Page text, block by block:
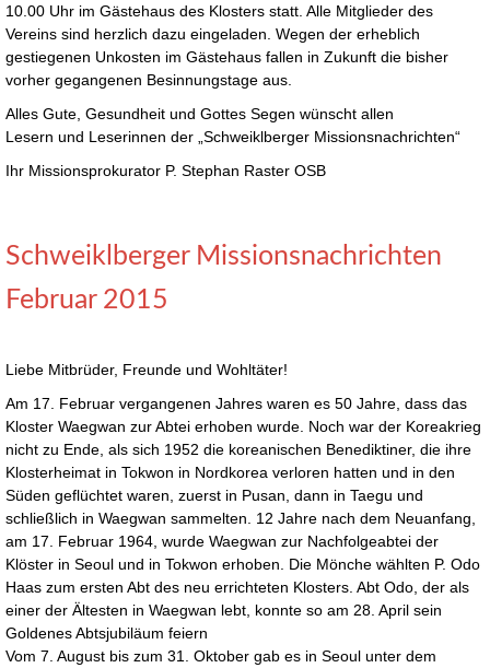
10.00 Uhr im Gästehaus des Klosters statt. Alle Mitglieder des
Vereins sind herzlich dazu eingeladen. Wegen der erheblich
gestiegenen Unkosten im Gästehaus fallen in Zukunft die bisher
vorher gegangenen Besinnungstage aus.
Alles Gute, Gesundheit und Gottes Segen wünscht allen
Lesern und Leserinnen der „Schweiklberger Missionsnachrichten“
Ihr Missionsprokurator P. Stephan Raster OSB
Schweiklberger Missionsnachrichten
Februar 2015
Liebe Mitbrüder, Freunde und Wohltäter!
Am 17. Februar vergangenen Jahres waren es 50 Jahre, dass das
Kloster Waegwan zur Abtei erhoben wurde. Noch war der Koreakrieg
nicht zu Ende, als sich 1952 die koreanischen Benediktiner, die ihre
Klosterheimat in Tokwon in Nordkorea verloren hatten und in den
Süden geflüchtet waren, zuerst in Pusan, dann in Taegu und
schließlich in Waegwan sammelten. 12 Jahre nach dem Neuanfang,
am 17. Februar 1964, wurde Waegwan zur Nachfolgeabtei der
Klöster in Seoul und in Tokwon erhoben. Die Mönche wählten P. Odo
Haas zum ersten Abt des neu errichteten Klosters. Abt Odo, der als
einer der Ältesten in Waegwan lebt, konnte so am 28. April sein
Goldenes Abtsjubiläum feiern
Vom 7. August bis zum 31. Oktober gab es in Seoul unter dem